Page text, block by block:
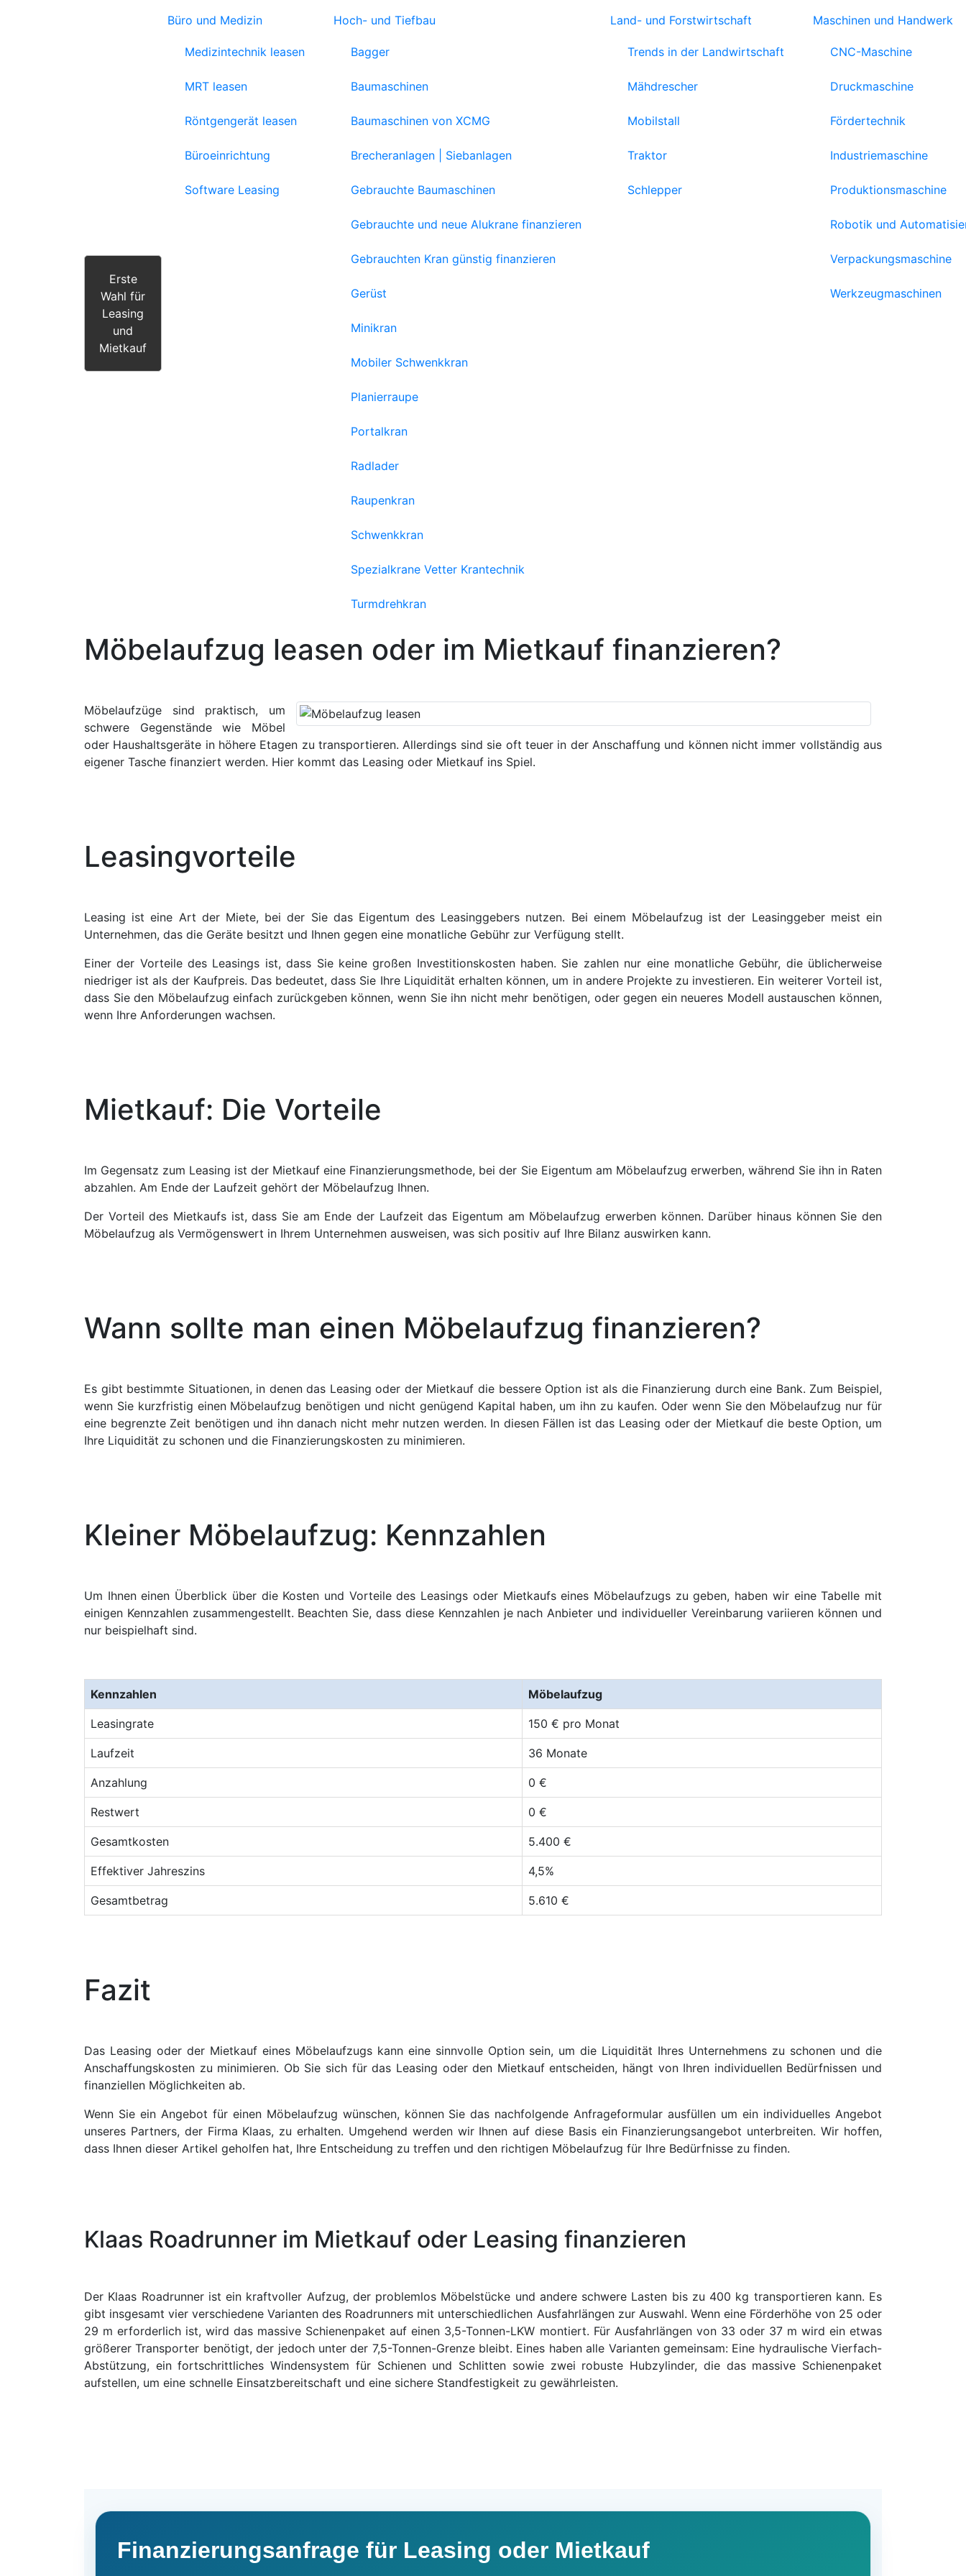
Erste
Wahl für
Leasing
und
Mietkauf
Büro und Medizin
Medizintechnik leasen
MRT leasen
Röntgengerät leasen
Büroeinrichtung
Software Leasing
Hoch- und Tiefbau
Bagger
Baumaschinen
Baumaschinen von XCMG
Brecheranlagen | Siebanlagen
Gebrauchte Baumaschinen
Gebrauchte und neue Alukrane finanzieren
Gebrauchten Kran günstig finanzieren
Gerüst
Minikran
Mobiler Schwenkkran
Planierraupe
Portalkran
Radlader
Raupenkran
Schwenkkran
Spezialkrane Vetter Krantechnik
Turmdrehkran
Land- und Forstwirtschaft
Trends in der Landwirtschaft
Mähdrescher
Mobilstall
Traktor
Schlepper
Maschinen und Handwerk
CNC-Maschine
Druckmaschine
Fördertechnik
Industriemaschine
Produktionsmaschine
Robotik und
Verpackungsmaschine
Werkzeugmaschinen
Möbelaufzug leasen oder im Mietkauf finanzieren?
Möbelaufzüge sind praktisch, um
schwere Gegenstände wie Möbel
oder Haushaltsgeräte in höhere Etagen zu transportieren. Allerdings sind sie oft teuer in der Anschaffung und können nicht immer vollständig aus
eigener Tasche finanziert werden. Hier kommt das Leasing oder Mietkauf ins Spiel.
Leasingvorteile
Leasing ist eine Art der Miete, bei der Sie das Eigentum des Leasinggebers nutzen. Bei einem Möbelaufzug ist der Leasinggeber meist ein
Unternehmen, das die Geräte besitzt und Ihnen gegen eine monatliche Gebühr zur Verfügung stellt.
Einer der Vorteile des Leasings ist, dass Sie keine großen Investitionskosten haben. Sie zahlen nur eine monatliche Gebühr, die üblicherweise
niedriger ist als der Kaufpreis. Das bedeutet, dass Sie Ihre Liquidität erhalten können, um in andere Projekte zu investieren. Ein weiterer Vorteil ist,
dass Sie den Möbelaufzug einfach zurückgeben können, wenn Sie ihn nicht mehr benötigen, oder gegen ein neueres Modell austauschen können,
wenn Ihre Anforderungen wachsen.
Mietkauf: Die Vorteile
Im Gegensatz zum Leasing ist der Mietkauf eine Finanzierungsmethode, bei der Sie Eigentum am Möbelaufzug erwerben, während Sie ihn in Raten
abzahlen. Am Ende der Laufzeit gehört der Möbelaufzug Ihnen.
Der Vorteil des Mietkaufs ist, dass Sie am Ende der Laufzeit das Eigentum am Möbelaufzug erwerben können. Darüber hinaus können Sie den
Möbelaufzug als Vermögenswert in Ihrem Unternehmen ausweisen, was sich positiv auf Ihre Bilanz auswirken kann.
Wann sollte man einen Möbelaufzug finanzieren?
Es gibt bestimmte Situationen, in denen das Leasing oder der Mietkauf die bessere Option ist als die Finanzierung durch eine Bank. Zum Beispiel,
wenn Sie kurzfristig einen Möbelaufzug benötigen und nicht genügend Kapital haben, um ihn zu kaufen. Oder wenn Sie den Möbelaufzug nur für
eine begrenzte Zeit benötigen und ihn danach nicht mehr nutzen werden. In diesen Fällen ist das Leasing oder der Mietkauf die beste Option, um
Ihre Liquidität zu schonen und die Finanzierungskosten zu minimieren.
Kleiner Möbelaufzug: Kennzahlen
Um Ihnen einen Überblick über die Kosten und Vorteile des Leasings oder Mietkaufs eines Möbelaufzugs zu geben, haben wir eine Tabelle mit
einigen Kennzahlen zusammengestellt. Beachten Sie, dass diese Kennzahlen je nach Anbieter und individueller Vereinbarung variieren können und
nur beispielhaft sind.
Kennzahlen Möbelaufzug
Leasingrate 150 € pro Monat
Laufzeit 36 Monate
Anzahlung 0 €
Restwert 0 €
Gesamtkosten 5.400 €
Effektiver Jahreszins 4,5%
Gesamtbetrag 5.610 €
Fazit
Das Leasing oder der Mietkauf eines Möbelaufzugs kann eine sinnvolle Option sein, um die Liquidität Ihres Unternehmens zu schonen und die
Anschaffungskosten zu minimieren. Ob Sie sich für das Leasing oder den Mietkauf entscheiden, hängt von Ihren individuellen Bedürfnissen und
finanziellen Möglichkeiten ab.
Wenn Sie ein Angebot für einen Möbelaufzug wünschen, können Sie das nachfolgende Anfrageformular ausfüllen um ein individuelles Angebot
unseres Partners, der Firma Klaas, zu erhalten. Umgehend werden wir Ihnen auf diese Basis ein Finanzierungsangebot unterbreiten. Wir hoffen,
dass Ihnen dieser Artikel geholfen hat, Ihre Entscheidung zu treffen und den richtigen Möbelaufzug für Ihre Bedürfnisse zu finden.
Klaas Roadrunner im Mietkauf oder Leasing finanzieren
Der Klaas Roadrunner ist ein kraftvoller Aufzug, der problemlos Möbelstücke und andere schwere Lasten bis zu 400 kg transportieren kann. Es
gibt insgesamt vier verschiedene Varianten des Roadrunners mit unterschiedlichen Ausfahrlängen zur Auswahl. Wenn eine Förderhöhe von 25 oder
29 m erforderlich ist, wird das massive Schienenpaket auf einen 3,5-Tonnen-LKW montiert. Für Ausfahrlängen von 33 oder 37 m wird ein etwas
größerer Transporter benötigt, der jedoch unter der 7,5-Tonnen-Grenze bleibt. Eines haben alle Varianten gemeinsam: Eine hydraulische Vierfach-
Abstützung, ein fortschrittliches Windensystem für Schienen und Schlitten sowie zwei robuste Hubzylinder, die das massive Schienenpaket
aufstellen, um eine schnelle Einsatzbereitschaft und eine sichere Standfestigkeit zu gewährleisten.
Finanzierungsanfrage für Leasing oder Mietkauf